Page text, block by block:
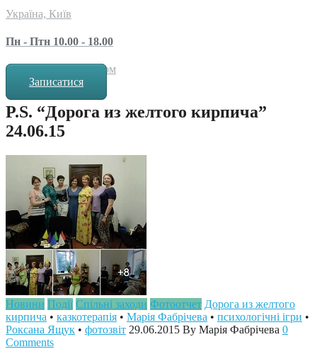
Україна, Київ
Пн - Птн 10.00 - 18.00
за попереднім записом
Записатися
P.S. “Дорога из желтого кирпича”
24.06.15
Новини Події Спільні заходи Фотоотчет Дорога из желтого
кирпича • казкотерапія • Марія Фабрічева • психологічні ігри •
Роксана Ящук • фотозвіт 29.06.2015 By Марія Фабрічева 0
Comments